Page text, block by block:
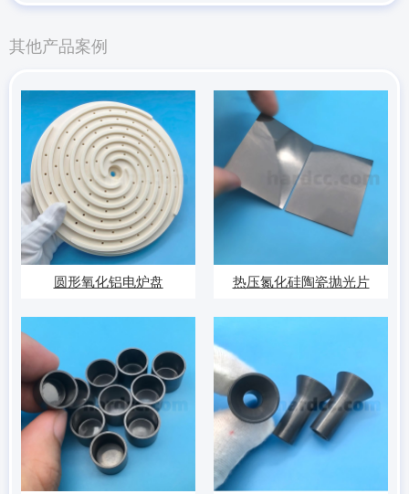
其他产品案例
圆形氧化铝电炉盘 热压氮化硅陶瓷抛光片